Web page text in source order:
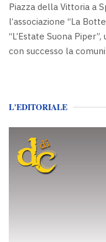
Piazza della Vittoria a
l’associazione “La
“L’Estate Suona
con successo la
L'EDITORIALE